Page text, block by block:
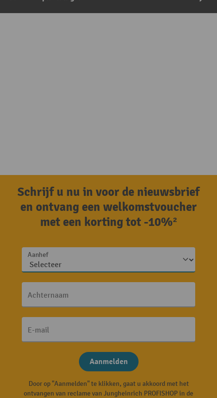
Schrijf u nu in voor de nieuwsbrief
en ontvang een welkomstvoucher
met een korting tot -10%²
Aanhef
Achternaam
E-mail
Aanmelden
Door op "Aanmelden" te klikken, gaat u akkoord met het
ontvangen van reclame van Jungheinrich PROFISHOP in de